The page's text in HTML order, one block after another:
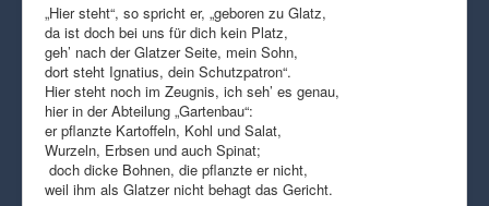
„Hier steht“, so spricht er, „geboren zu Glatz,
da ist doch bei uns für dich kein Platz,
geh’ nach der Glatzer Seite, mein Sohn,
dort steht Ignatius, dein Schutzpatron“.
Hier steht noch im Zeugnis, ich seh’ es genau,
hier in der Abteilung „Gartenbau“:
er pflanzte Kartoffeln, Kohl und Salat,
Wurzeln, Erbsen und auch Spinat;
doch dicke Bohnen, die pflanzte er nicht,
weil ihm als Glatzer nicht behagt das Gericht.